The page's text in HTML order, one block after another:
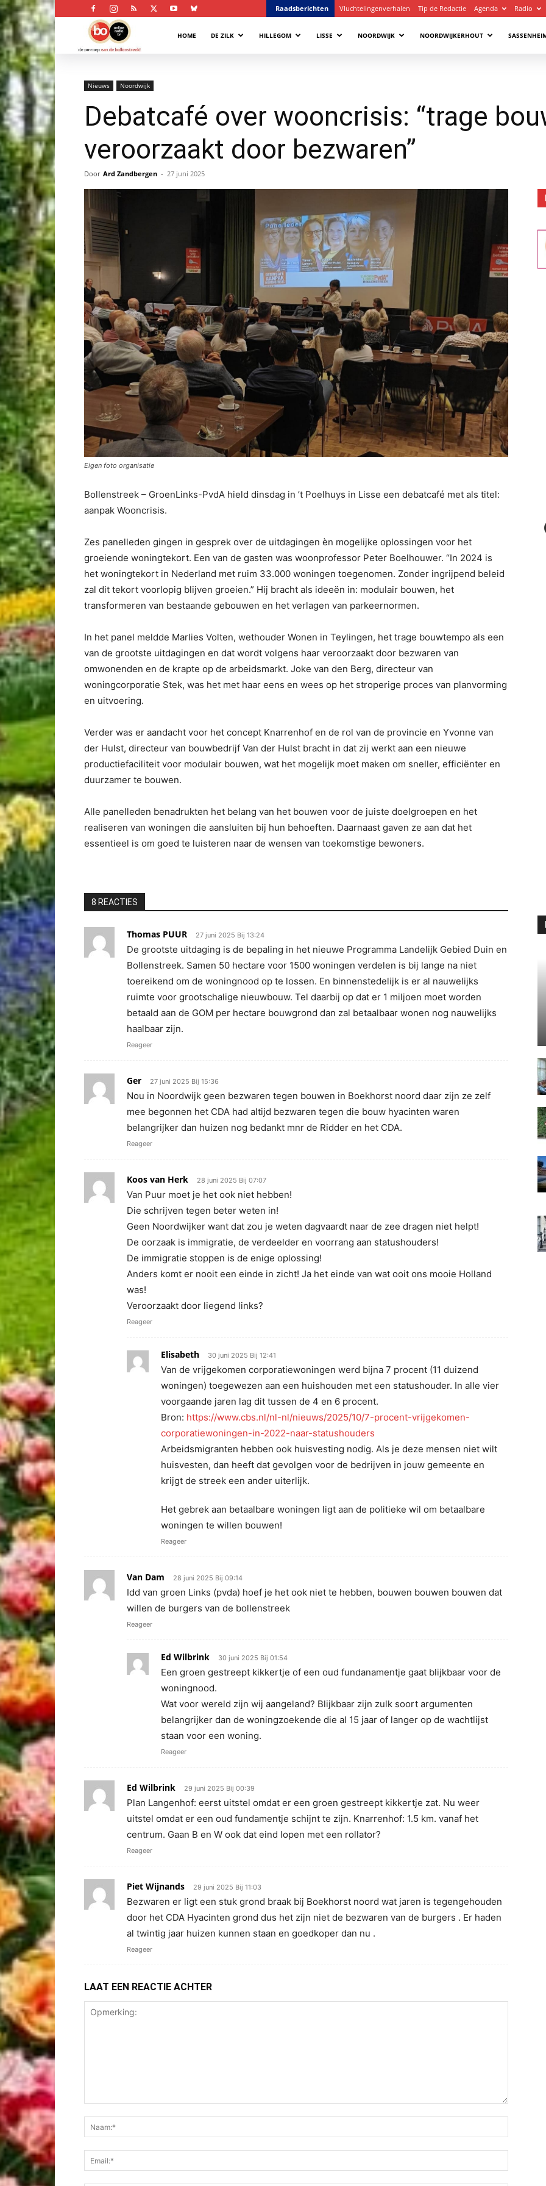
Raadsberichten Vluchtelingenverhalen Tip de Redactie Agenda Radio
Bollenstreek
HOME DE ZILK HILLEGOM LISSE NOORDWIJK NOORDWIJKERHOUT
Nieuws Noordwijk
Debatcafé over wooncrisis: “trage
veroorzaakt door bezwaren”
Door Ard Zandbergen - 27 juni 2025
Eigen foto organisatie
Bollenstreek – GroenLinks-PvdA hield dinsdag in ’t Poelhuys in Lisse een debatcafé met als titel:
aanpak Wooncrisis.
Zes panelleden gingen in gesprek over de uitdagingen èn mogelijke oplossingen voor het
groeiende woningtekort. Een van de gasten was woonprofessor Peter Boelhouwer. “In 2024 is
het woningtekort in Nederland met ruim 33.000 woningen toegenomen. Zonder ingrijpend beleid
zal dit tekort voorlopig blijven groeien.” Hij bracht als ideeën in: modulair bouwen, het
transformeren van bestaande gebouwen en het verlagen van parkeernormen.
In het panel meldde Marlies Volten, wethouder Wonen in Teylingen, het trage bouwtempo als een
van de grootste uitdagingen en dat wordt volgens haar veroorzaakt door bezwaren van
omwonenden en de krapte op de arbeidsmarkt. Joke van den Berg, directeur van
woningcorporatie Stek, was het met haar eens en wees op het stroperige proces van planvorming
en uitvoering.
Verder was er aandacht voor het concept Knarrenhof en de rol van de provincie en Yvonne van
der Hulst, directeur van bouwbedrijf Van der Hulst bracht in dat zij werkt aan een nieuwe
productiefaciliteit voor modulair bouwen, wat het mogelijk moet maken om sneller, efficiënter en
duurzamer te bouwen.
Alle panelleden benadrukten het belang van het bouwen voor de juiste doelgroepen en het
realiseren van woningen die aansluiten bij hun behoeften. Daarnaast gaven ze aan dat het
essentieel is om goed te luisteren naar de wensen van toekomstige bewoners.
8 REACTIES
Thomas PUUR 27 juni 2025 Bij 13:24
De grootste uitdaging is de bepaling in het nieuwe Programma Landelijk Gebied Duin en
Bollenstreek. Samen 50 hectare voor 1500 woningen verdelen is bij lange na niet
toereikend om de woningnood op te lossen. En binnenstedelijk is er al nauwelijks
ruimte voor grootschalige nieuwbouw. Tel daarbij op dat er 1 miljoen moet worden
betaald aan de GOM per hectare bouwgrond dan zal betaalbaar wonen nog nauwelijks
haalbaar zijn.
Reageer
Ger 27 juni 2025 Bij 15:36
Nou in Noordwijk geen bezwaren tegen bouwen in Boekhorst noord daar zijn ze zelf
mee begonnen het CDA had altijd bezwaren tegen die bouw hyacinten waren
belangrijker dan huizen nog bedankt mnr de Ridder en het CDA.
Reageer
Koos van Herk 28 juni 2025 Bij 07:07
Van Puur moet je het ook niet hebben!
Die schrijven tegen beter weten in!
Geen Noordwijker want dat zou je weten dagvaardt naar de zee dragen niet helpt!
De oorzaak is immigratie, de verdeelder en voorrang aan statushouders!
De immigratie stoppen is de enige oplossing!
Anders komt er nooit een einde in zicht! Ja het einde van wat ooit ons mooie Holland
was!
Veroorzaakt door liegend links?
Reageer
Elisabeth 30 juni 2025 Bij 12:41
Van de vrijgekomen corporatiewoningen werd bijna 7 procent (11 duizend
woningen) toegewezen aan een huishouden met een statushouder. In alle vier
voorgaande jaren lag dit tussen de 4 en 6 procent.
Bron: https://www.cbs.nl/nl-nl/nieuws/2025/10/7-procent-vrijgekomen-
corporatiewoningen-in-2022-naar-statushouders
Arbeidsmigranten hebben ook huisvesting nodig. Als je deze mensen niet wilt
huisvesten, dan heeft dat gevolgen voor de bedrijven in jouw gemeente en
krijgt de streek een ander uiterlijk.
Het gebrek aan betaalbare woningen ligt aan de politieke wil om betaalbare
woningen te willen bouwen!
Reageer
Van Dam 28 juni 2025 Bij 09:14
Idd van groen Links (pvda) hoef je het ook niet te hebben, bouwen bouwen bouwen dat
willen de burgers van de bollenstreek
Reageer
Ed Wilbrink 30 juni 2025 Bij 01:54
Een groen gestreept kikkertje of een oud fundanamentje gaat blijkbaar voor de
woningnood.
Wat voor wereld zijn wij aangeland? Blijkbaar zijn zulk soort argumenten
belangrijker dan de woningzoekende die al 15 jaar of langer op de wachtlijst
staan voor een woning.
Reageer
Ed Wilbrink 29 juni 2025 Bij 00:39
Plan Langenhof: eerst uitstel omdat er een groen gestreept kikkertje zat. Nu weer
uitstel omdat er een oud fundamentje schijnt te zijn. Knarrenhof: 1.5 km. vanaf het
centrum. Gaan B en W ook dat eind lopen met een rollator?
Reageer
Piet Wijnands 29 juni 2025 Bij 11:03
Bezwaren er ligt een stuk grond braak bij Boekhorst noord wat jaren is tegengehouden
door het CDA Hyacinten grond dus het zijn niet de bezwaren van de burgers . Er haden
al twintig jaar huizen kunnen staan en goedkoper dan nu .
Reageer
LAAT EEN REACTIE ACHTER